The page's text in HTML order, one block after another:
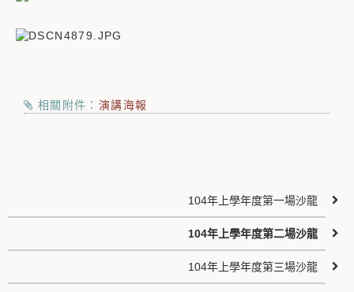
相關附件： 演講海報
104年上學年度第一場沙龍
104年上學年度第二場沙龍
104年上學年度第三場沙龍